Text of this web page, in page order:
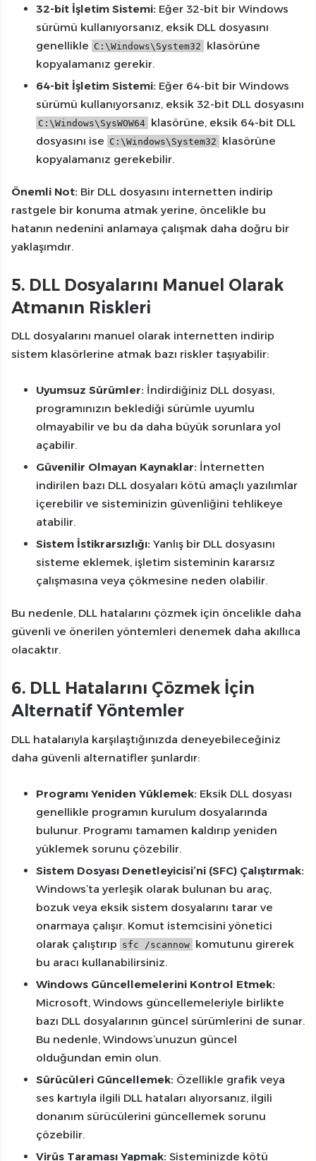
32-bit İşletim Sistemi: Eğer 32-bit bir Windows
sürümü kullanıyorsanız, eksik DLL dosyasını
genellikle C:\Windows\System32
klasörüne
kopyalamanız gerekir.
64-bit İşletim Sistemi: Eğer 64-bit bir Windows
sürümü kullanıyorsanız, eksik 32-bit DLL dosyasını
C:\Windows\SysWOW64 klasörüne, eksik 64-bit DLL
dosyasını ise C:\Windows\System32
klasörüne
kopyalamanız gerekebilir.
Önemli Not: Bir DLL dosyasını internetten indirip
rastgele bir konuma atmak yerine, öncelikle bu
hatanın nedenini anlamaya çalışmak daha doğru bir
yaklaşımdır.
5. DLL Dosyalarını Manuel Olarak
Atmanın Riskleri
DLL dosyalarını manuel olarak internetten indirip
sistem klasörlerine atmak bazı riskler taşıyabilir:
Uyumsuz Sürümler: İndirdiğiniz DLL dosyası,
programınızın beklediği sürümle uyumlu
olmayabilir ve bu da daha büyük sorunlara yol
açabilir.
Güvenilir Olmayan Kaynaklar: İnternetten
indirilen bazı DLL dosyaları kötü amaçlı yazılımlar
içerebilir ve sisteminizin güvenliğini tehlikeye
atabilir.
Sistem İstikrarsızlığı: Yanlış bir DLL dosyasını
sisteme eklemek, işletim sisteminin kararsız
çalışmasına veya çökmesine neden olabilir.
Bu nedenle, DLL hatalarını çözmek için öncelikle daha
güvenli ve önerilen yöntemleri denemek daha akıllıca
olacaktır.
6. DLL Hatalarını Çözmek İçin
Alternatif Yöntemler
DLL hatalarıyla karşılaştığınızda deneyebileceğiniz
daha güvenli alternatifler şunlardır:
Programı Yeniden Yüklemek: Eksik DLL dosyası
genellikle programın kurulum dosyalarında
bulunur. Programı tamamen kaldırıp yeniden
yüklemek sorunu çözebilir.
Sistem Dosyası Denetleyicisi’ni (SFC) Çalıştırmak:
Windows’ta yerleşik olarak bulunan bu araç,
bozuk veya eksik sistem dosyalarını tarar ve
onarmaya çalışır. Komut istemcisini yönetici
olarak çalıştırıp sfc /scannow komutunu girerek
bu aracı kullanabilirsiniz.
Windows Güncellemelerini Kontrol Etmek:
Microsoft, Windows güncellemeleriyle birlikte
bazı DLL dosyalarının güncel sürümlerini de sunar.
Bu nedenle, Windows’unuzun güncel
olduğundan emin olun.
Sürücüleri Güncellemek: Özellikle grafik veya
ses kartıyla ilgili DLL hataları alıyorsanız, ilgili
donanım sürücülerini güncellemek sorunu
çözebilir.
Virüs Taraması Yapmak: Sisteminizde kötü